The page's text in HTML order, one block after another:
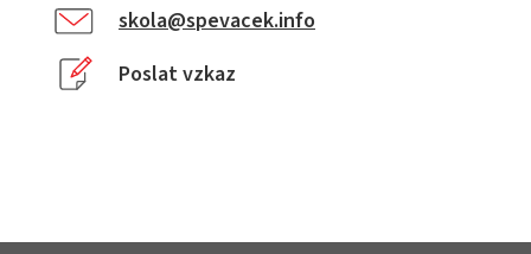
skola@spevacek.info
Poslat vzkaz